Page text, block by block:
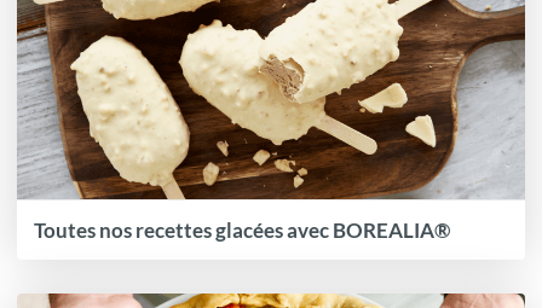
Toutes nos recettes glacées avec BOREALIA®